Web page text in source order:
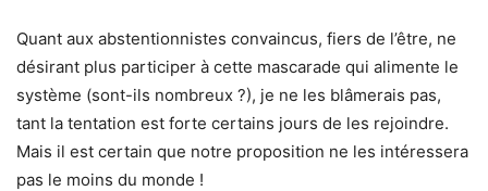
Quant aux abstentionnistes convaincus, fiers de l’être, ne
désirant plus participer à cette mascarade qui alimente le
système (sont-ils nombreux ?), je ne les blâmerais pas,
tant la tentation est forte certains jours de les rejoindre.
Mais il est certain que notre proposition ne les intéressera
pas le moins du monde !